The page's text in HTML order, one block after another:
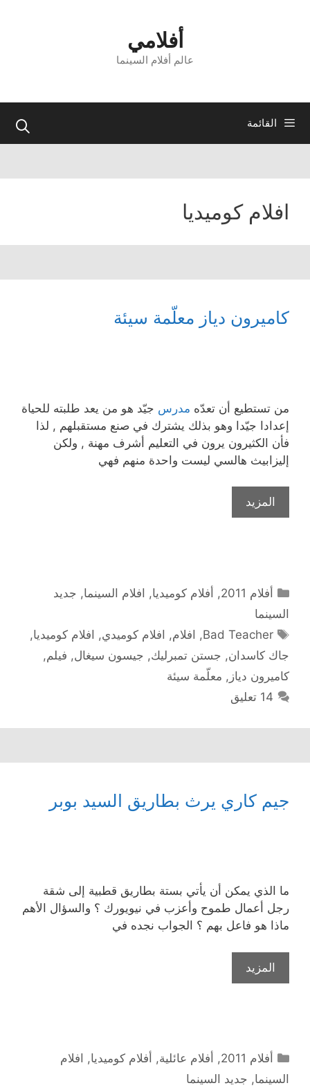
أفلامي
عالم أفلام السينما
القائمة
افلام كوميديا
كاميرون دياز معلّمة سيئة
من تستطيع أن تعدّه مدرس جيّد هو من يعد طلبته للحياة
إعدادا جيّدا وهو بذلك يشترك في صنع مستقبلهم , لذا
فأن الكثيرون يرون في التعليم أشرف مهنة , ولكن
إليزابيث هالسي ليست واحدة منهم فهي
المزيد
التصنيفات
أفلام 2011 , أفلام كوميديا, افلام السينما, جديد
السينما
الوسوم
Bad Teacher
, افلام, افلام كوميدي, افلام كوميديا,
جاك كاسدان, جستن تمبرليك, جيسون سيغال, فيلم,
كاميرون دياز , معلّمة سيئة
14 تعليق
جيم كاري يرث بطاريق السيد بوبر
ما الذي يمكن أن يأتي بستة بطاريق قطبية إلى شقة
رجل أعمال طموح وأعزب في نيويورك ؟ والسؤال الأهم
ماذا هو فاعل بهم ؟ الجواب نجده في
المزيد
التصنيفات
أفلام 2011 , أفلام عائلية, أفلام كوميديا, افلام
السينما, جديد السينما